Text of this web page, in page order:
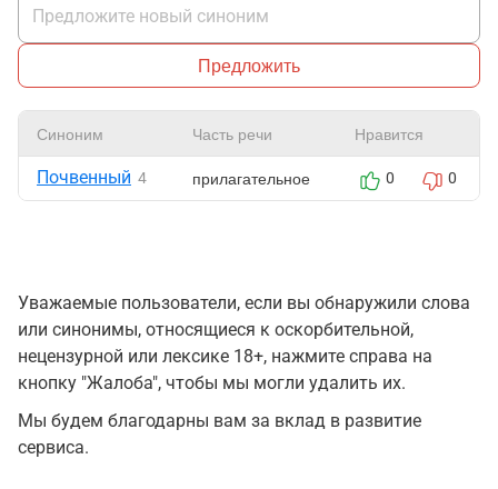
Предложить
Синоним Часть речи Нравится
Почвенный 4 прилагательное 0 0
Уважаемые пользователи, если вы обнаружили слова
или синонимы, относящиеся к оскорбительной,
нецензурной или лексике 18+, нажмите справа на
кнопку "Жалоба", чтобы мы могли удалить их.
Мы будем благодарны вам за вклад в развитие
сервиса.